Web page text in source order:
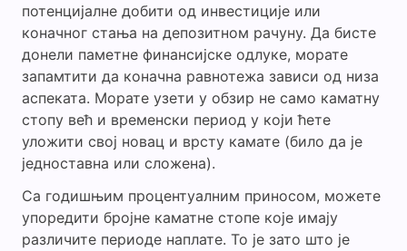
потенцијалне добити од инвестиције или
коначног стања на депозитном рачуну. Да бисте
донели паметне финансијске одлуке, морате
запамтити да коначна равнотежа зависи од низа
аспеката. Морате узети у обзир не само каматну
стопу већ и временски период у који ћете
уложити свој новац и врсту камате (било да је
једноставна или сложена).
Са годишњим процентуалним приносом, можете
упоредити бројне каматне стопе које имају
различите периоде наплате. То је зато што је